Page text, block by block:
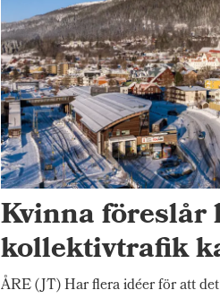
Kvinna föreslår
kollektivtrafik
ÅRE (JT) Har flera idéer för att